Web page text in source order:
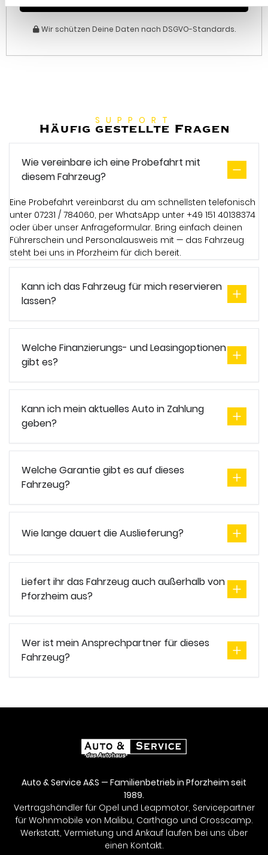
Wir schützen Deine Daten nach DSGVO-Standards.
SUPPORT
Häufig gestellte Fragen
Wie vereinbare ich eine Probefahrt mit
diesem Fahrzeug?
Eine Probefahrt vereinbarst du am schnellsten telefonisch
unter 07231 / 784060, per WhatsApp unter +49 151 40138374
oder über unser Anfrageformular. Bring einfach deinen
Führerschein und Personalausweis mit — das Fahrzeug
steht bei uns in Pforzheim für dich bereit.
Kann ich das Fahrzeug für mich reservieren
lassen?
Welche Finanzierungs- und Leasingoptionen
gibt es?
Kann ich mein aktuelles Auto in Zahlung
geben?
Welche Garantie gibt es auf dieses
Fahrzeug?
Wie lange dauert die Auslieferung?
Liefert ihr das Fahrzeug auch außerhalb von
Pforzheim aus?
Wer ist mein Ansprechpartner für dieses
Fahrzeug?
Auto & Service A&S — Familienbetrieb in Pforzheim seit
1989.
Vertragshändler für Opel und Leapmotor, Servicepartner
für Wohnmobile von Malibu, Carthago und Crosscamp.
Werkstatt, Vermietung und Ankauf laufen bei uns über
einen Kontakt.